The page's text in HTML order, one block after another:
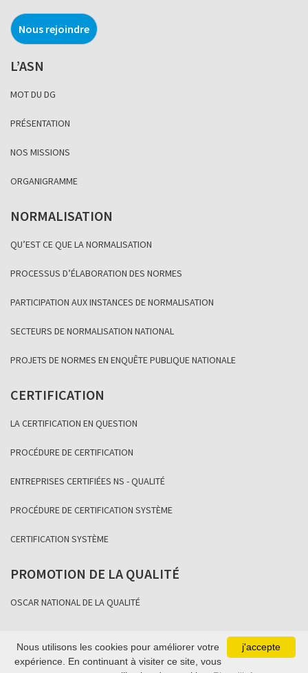
Nous rejoindre
L’ASN
MOT DU DG
PRÉSENTATION
NOS MISSIONS
ORGANIGRAMME
NORMALISATION
QU’EST CE QUE LA NORMALISATION
PROCESSUS D’ÉLABORATION DES NORMES
PARTICIPATION AUX INSTANCES DE NORMALISATION
SECTEURS DE NORMALISATION NATIONAL
PROJETS DE NORMES EN ENQUÊTE PUBLIQUE NATIONALE
CERTIFICATION
LA CERTIFICATION EN QUESTION
PROCÉDURE DE CERTIFICATION
ENTREPRISES CERTIFIÉES NS - QUALITÉ
PROCÉDURE DE CERTIFICATION SYSTÈME
CERTIFICATION SYSTÈME
PROMOTION DE LA QUALITÉ
OSCAR NATIONAL DE LA QUALITÉ
Copyright Association Sénégalaise de Normalisation 2021
j'accepte
Nous utilisons les cookies pour améliorer votre
expérience. En continuant à visiter ce site, vous